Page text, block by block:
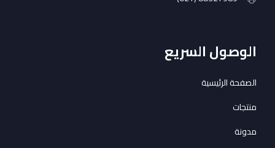
الوصولالسريع
الصفحة الرئيسية
منتجات
مدونة